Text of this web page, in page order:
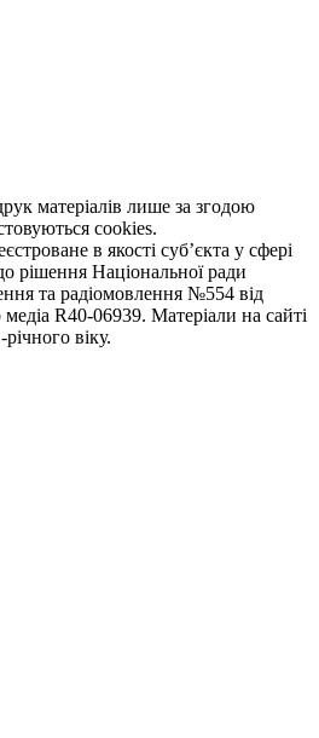
матеріалів лише за згодою
cookies.
в якості суб’єкта у сфері
рішення Національної ради
та радіомовлення №554 від
R40-06939. Матеріали на сайті
віку.